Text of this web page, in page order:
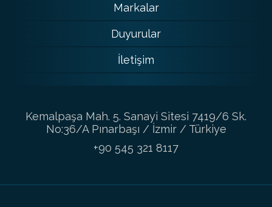
Markalar
Duyurular
İletişim
Kemalpaşa Mah. 5. Sanayi Sitesi 7419/6 Sk.
No:36/A Pınarbaşı / İzmir / Türkiye
+90 545 321 8117